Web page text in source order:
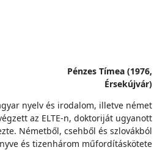
Pénzes Tímea (1976,
Érsekújvár)
nyelv és irodalom, illetve német
az ELTE-n, doktoriját ugyanott
Németből, csehből és szlovákból
és tizenhárom műfordításkötete